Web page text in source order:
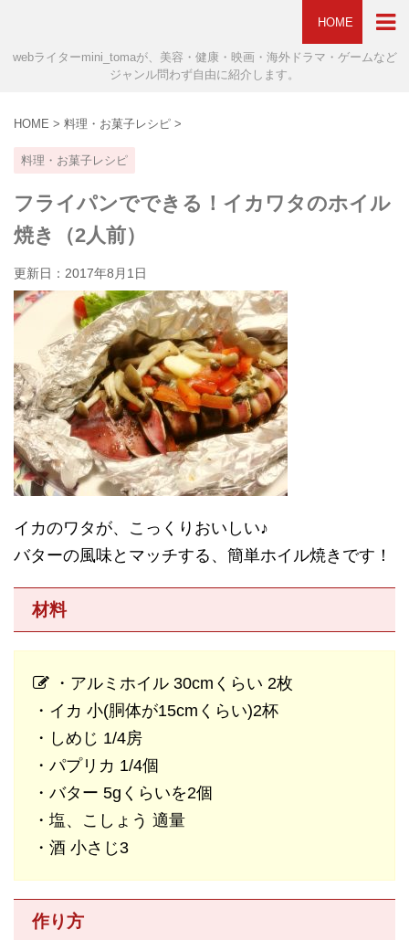
HOME
webライターmini_tomaが、美容・健康・映画・海外ドラマ・ゲームなど
ジャンル問わず自由に紹介します。
HOME > 料理・お菓子レシピ >
料理・お菓子レシピ
フライパンでできる！イカワタのホイル
焼き（2人前）
更新日： 2017年8月1日
イカのワタが、こっくりおいしい♪
バターの風味とマッチする、簡単ホイル焼きです！
材料
・アルミホイル 30cmくらい 2枚
・イカ 小(胴体が15cmくらい)2杯
・しめじ 1/4房
・パプリカ 1/4個
・バター 5gくらいを2個
・塩、こしょう 適量
・酒 小さじ3
作り方